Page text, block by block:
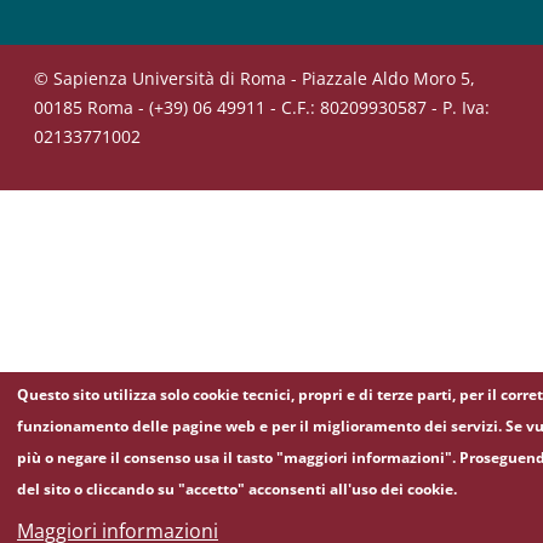
© Sapienza Università di Roma - Piazzale Aldo Moro 5,
00185 Roma - (+39) 06 49911 - C.F.: 80209930587 - P. Iva:
02133771002
Questo sito utilizza solo cookie tecnici, propri e di terze parti, per il
funzionamento delle pagine web e per il miglioramento dei servizi. Se
più o negare il consenso usa il tasto "maggiori informazioni".
del sito o cliccando su "accetto" acconsenti all'uso dei cookie.
Maggiori informazioni